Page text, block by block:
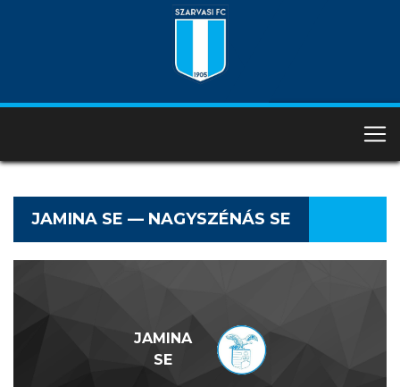
JAMINA SE — NAGYSZÉNÁS SE
JAMINA
SE